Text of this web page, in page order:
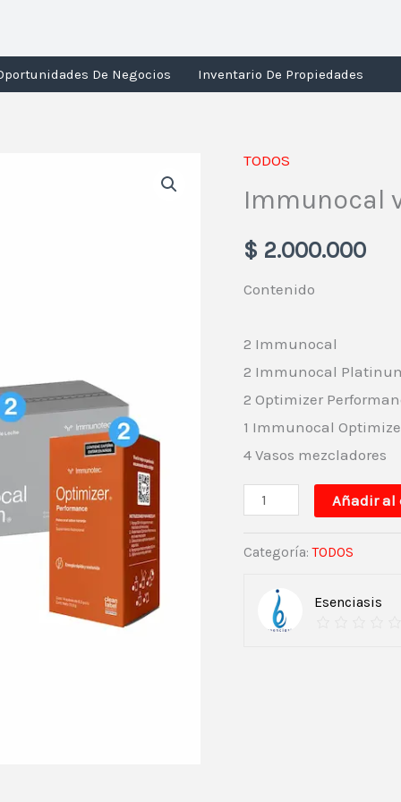
De Negocios Inventario De Propiedades
TODOS
Immunocal
$ 2.000.000
Contenido
2 Immunocal
2 Immunocal
2 Optimizer
1 Immunocal
4 Vasos mezcladores
Immunocal
variado
Añadir al
Categoría:TODOS
Esenciasis